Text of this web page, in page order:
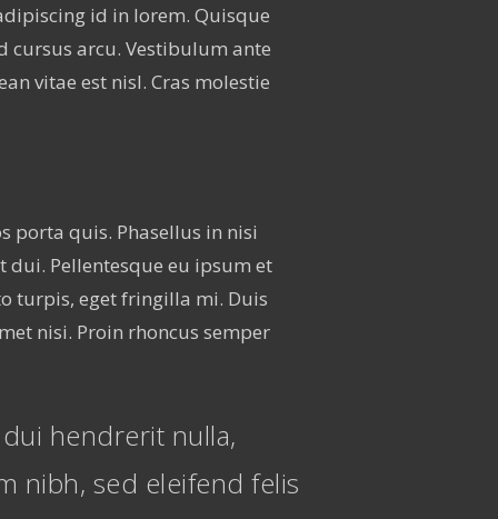
id in lorem. Quisque
cursus arcu. Vestibulum ante
vitae est nisl. Cras molestie
porta quis. Phasellus in nisi
Pellentesque eu ipsum et
turpis, eget fringilla mi. Duis
nisi. Proin rhoncus semper
hendrerit nulla,
nibh, sed eleifend felis